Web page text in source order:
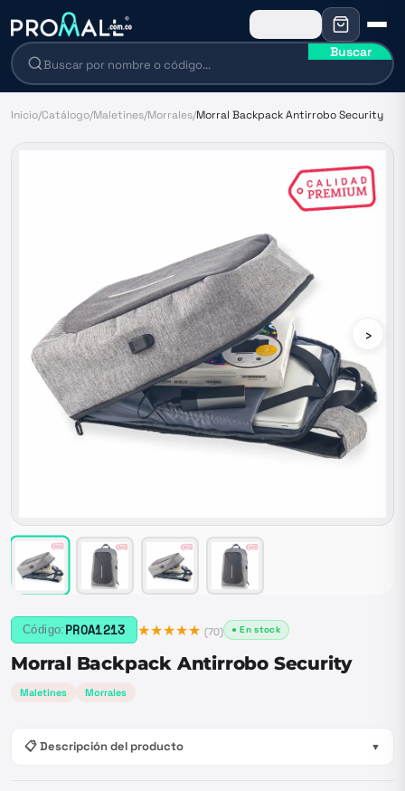
Buscar
Inicio/Catálogo/Maletines/Morrales/Morral Backpack Antirrobo Security
›
Código: PROA1213 ★★★★★ (70) ● En stock
Morral Backpack Antirrobo Security
Maletines Morrales
📋 Descripción del producto ▼